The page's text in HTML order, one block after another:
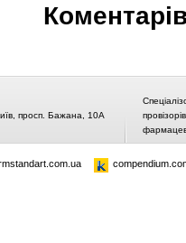
просп. Бажана, 10А